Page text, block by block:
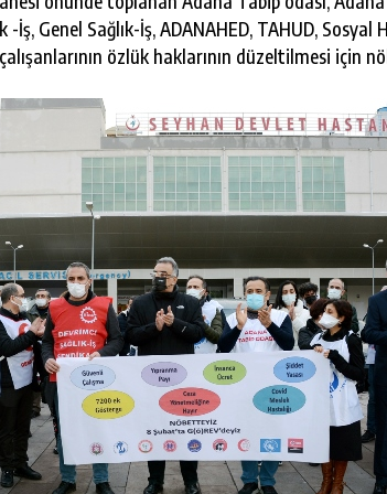
-İş, Genel Sağlık-İş, ADANAHED, TAHUD,
özlük haklarının düzeltilmesi için
HABER AKIŞI
TACTIQUE
JEU DE CASINO